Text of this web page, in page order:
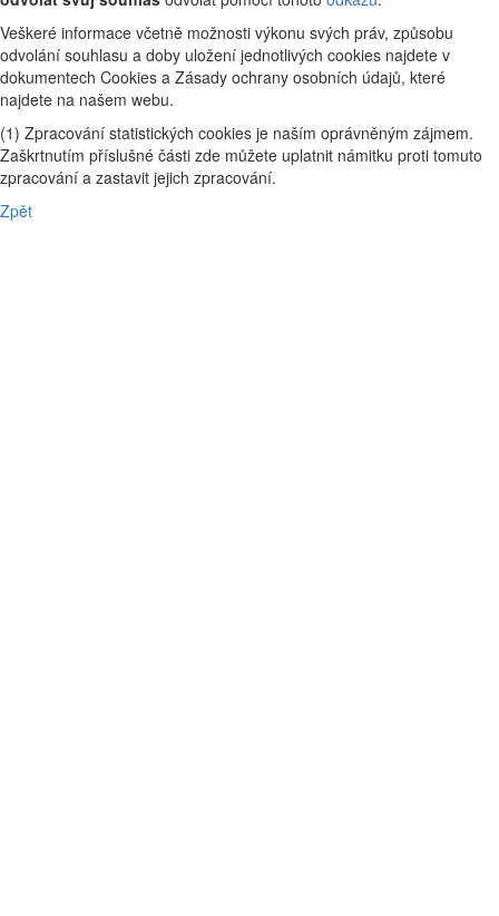
Veškeré informace včetně možnosti výkonu svých práv, způsobu
odvolání souhlasu a doby uložení jednotlivých cookies najdete v
dokumentech Cookies a Zásady ochrany osobních údajů, které
najdete na našem webu.
(1) Zpracování statistických cookies je naším oprávněným zájmem.
Zaškrtnutím příslušné části zde můžete uplatnit námitku proti tomuto
zpracování a zastavit jejich zpracování.
Zpět